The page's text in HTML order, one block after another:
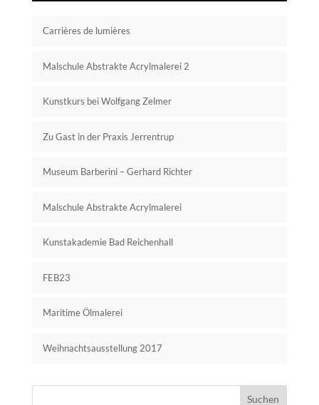
Carrières de lumières
Malschule Abstrakte Acrylmalerei 2
Kunstkurs bei Wolfgang Zelmer
Zu Gast in der Praxis Jerrentrup
Museum Barberini – Gerhard Richter
Malschule Abstrakte Acrylmalerei
Kunstakademie Bad Reichenhall
FEB23
Maritime Ölmalerei
Weihnachtsausstellung 2017